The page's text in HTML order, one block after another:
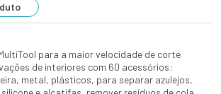
para a maior velocidade de corte
de interiores com 60 acessórios:
metal, plásticos, para separar azulejos,